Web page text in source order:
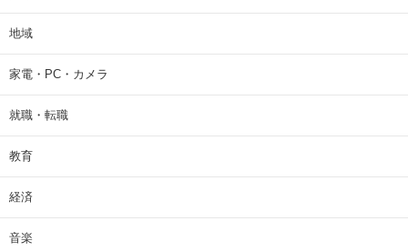
地域
家電・PC・カメラ
就職・転職
教育
経済
音楽